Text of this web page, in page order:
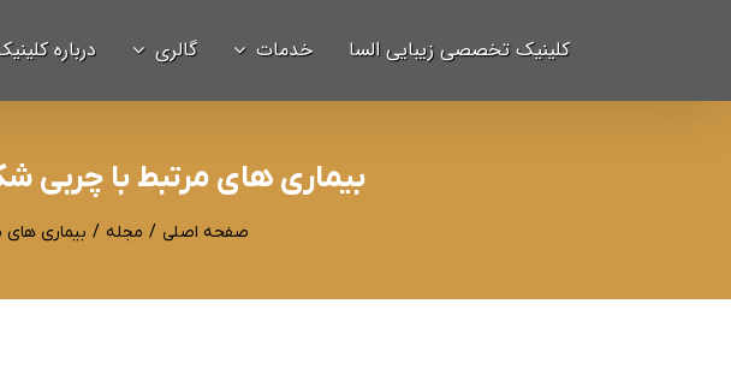
content
کلینیک تخصصی زیبایی السا خدمات گالری درباره
بیماری های مرتبط با چربی
صفحه اصلی / مجله / بیماری